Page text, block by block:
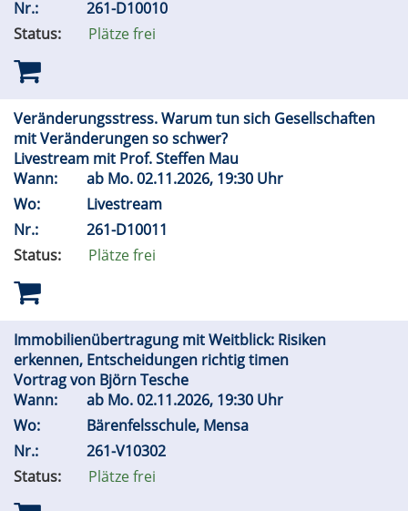
Nr.:
261-D10010
Status:
Plätze frei
Veränderungsstress. Warum tun sich Gesellschaften
mit Veränderungen so schwer?
Livestream mit Prof. Steffen Mau
Wann:
ab Mo.02.11.2026, 19:30 Uhr
Wo:
Livestream
Nr.:
261-D10011
Status:
Plätze frei
Immobilienübertragung mit Weitblick: Risiken
erkennen, Entscheidungen richtig timen
Vortrag von Björn Tesche
Wann:
ab Mo.02.11.2026, 19:30 Uhr
Wo:
Bärenfelsschule, Mensa
Nr.:
261-V10302
Status:
Plätze frei